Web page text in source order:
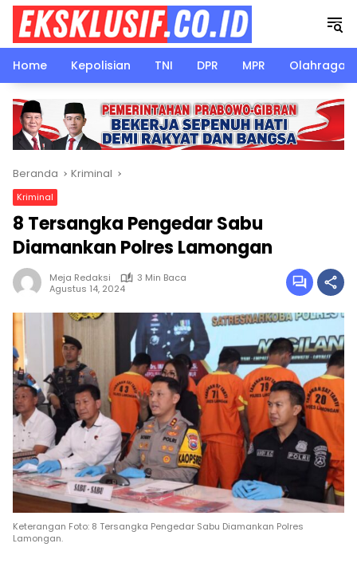
Langsung
konten
Home
Kepolisian TNI DPR MPR Olahraga
Beranda Kriminal
Kriminal
8 Tersangka Pengedar Sabu
Diamankan Polres Lamongan
Meja Redaksi
3 Min Baca
Agustus 14, 2024
Keterangan Foto: 8 Tersangka Pengedar Sabu Diamankan Polres
Lamongan.